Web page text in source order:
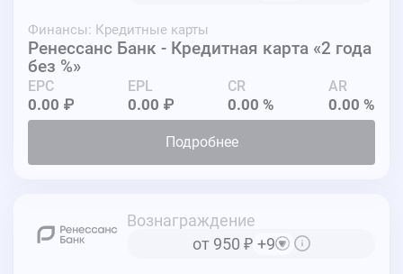
Финансы: Кредитные карты
Ренессанс Банк - Кредитная карта «2 года
без %»
EPC
0.00 ₽
EPL
0.00 ₽
CR
0.00 %
AR
0.00 %
Подробнее
Вознаграждение
от 950 ₽ +9